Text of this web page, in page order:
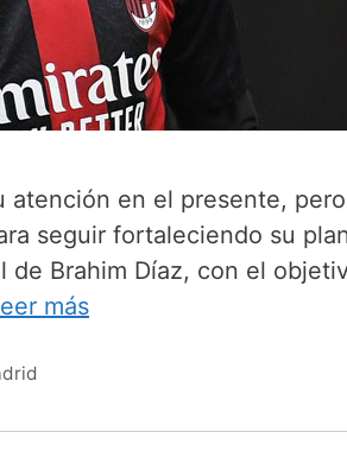
atención en el presente,
seguir fortaleciendo su
de Brahim Díaz, con el
más